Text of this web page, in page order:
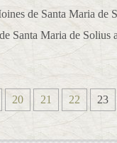
de Santa Maria de
Santa Maria de Solius
1
20 21 22 23